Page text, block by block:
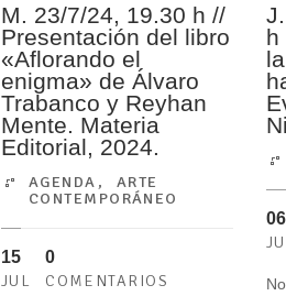
M. 23/7/24, 19.30 h //
Presentación del libro
«Aflorando el
enigma» de Álvaro
Trabanco y Reyhan
Mente. Materia
Editorial, 2024.
AGENDA , ARTE
CONTEMPORÁNEO
15
JUL
0
COMENTARIOS
h
06